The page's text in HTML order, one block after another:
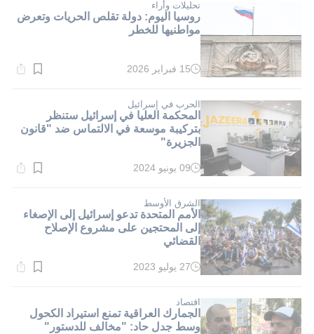
تحليلات وأراء
روسيا اليوم: دولة تقلص الحريات وتعرض
مواطنيها للخطر
وقت
دقيقة.
15 فبراير 2026
الحرب في إسرائيل
المحكمة العليا في إسرائيل ستنظر
بتركيبة موسعة في الالتماس ضد "قانون
الجزيرة"
وقت
دقيقة.
09 يونيو 2024
الشرق الأوسط
الأمم المتحدة تدعو إسرائيل إلى الإصغاء
إلى المحتجين على مشروع الإصلاح
القضائي
وقت
دقيقة.
27 يوليو 2023
اقتصاد
الجمارك العراقية تمنع استيراد الكحول
وسط جدل حاد: "مخالف للدستور"